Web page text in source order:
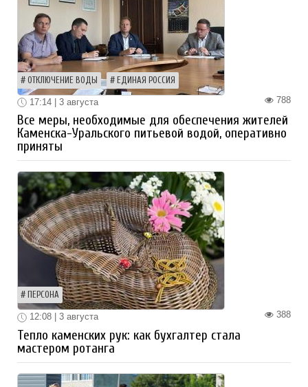
ОТКЛЮЧЕНИЕ ВОДЫ ЕДИНАЯ РОССИЯ
788
17:14 | 3 августа
Все меры, необходимые для обеспечения жителей
Каменска-Уральского питьевой водой, оперативно
приняты
ПЕРСОНА
388
12:08 | 3 августа
Тепло каменских рук: как бухгалтер стала
мастером ротанга